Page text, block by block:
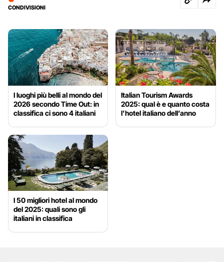
CONDIVISIONI
I luoghi più belli al mondo del
2026 secondo Time Out: in
classifica ci sono 4 italiani
Italian Tourism Awards
2025: qual è e quanto costa
l’hotel italiano dell’anno
I 50 migliori hotel al mondo
del 2025: quali sono gli
italiani in classifica